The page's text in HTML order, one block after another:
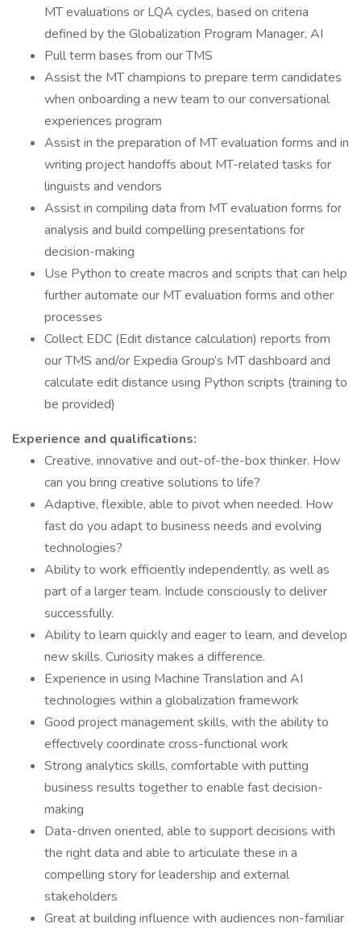
MT evaluations or LQA cycles, based on criteria
defined by the Globalization Program Manager, AI
Pull term bases from our TMS
Assist the MT champions to prepare term candidates
when onboarding a new team to our conversational
experiences program
Assist in the preparation of MT evaluation forms and in
writing project handoffs about MT-related tasks for
linguists and vendors
Assist in compiling data from MT evaluation forms for
analysis and build compelling presentations for
decision-making
Use Python to create macros and scripts that can help
further automate our MT evaluation forms and other
processes
Collect EDC (Edit distance calculation) reports from
our TMS and/or Expedia Group’s MT dashboard and
calculate edit distance using Python scripts (training to
be provided)
Experience and qualifications:
Creative, innovative and out-of-the-box thinker. How
can you bring creative solutions to life?
Adaptive, flexible, able to pivot when needed. How
fast do you adapt to business needs and evolving
technologies?
Ability to work efficiently independently, as well as
part of a larger team. Include consciously to deliver
successfully.
Ability to learn quickly and eager to learn, and develop
new skills. Curiosity makes a difference.
Experience in using Machine Translation and AI
technologies within a globalization framework
Good project management skills, with the ability to
effectively coordinate cross-functional work
Strong analytics skills, comfortable with putting
business results together to enable fast decision-
making
Data-driven oriented, able to support decisions with
the right data and able to articulate these in a
compelling story for leadership and external
stakeholders
Great at building influence with audiences non-familiar